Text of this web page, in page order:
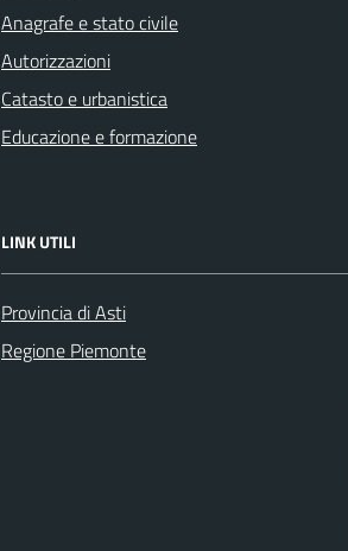
Anagrafe e stato civile
Autorizzazioni
Catasto e urbanistica
Educazione e formazione
LINK UTILI
Provincia di Asti
Regione Piemonte